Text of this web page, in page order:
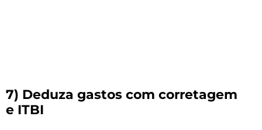
7) Deduza gastos com corretagem
e ITBI